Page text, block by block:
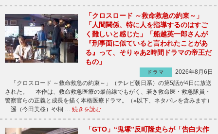
「クロスロード ～救命救急の約束～」
「人間関係、特に人を指導するのはすご
く難しいと感じた」「船越英一郎さんが
『刑事面に似ていると言われたことがあ
る』って、そりゃあ2時間ドラマの帝王だ
もの」
ドラマ
2026年8月6日
「クロスロード ～救命救急の約束～」（テレビ朝日系）の第5話が4日に放送
された。 本作は、救命救急医療の最前線でもがく、若き救命医・救急隊員・
警察官らの正義と成長を描く本格医療ドラマ。（※以下、ネタバレを含みます）
遥（今田美桜）や桐 … 続きを読む
「GTO」“鬼塚”反町隆史らが「告白大作